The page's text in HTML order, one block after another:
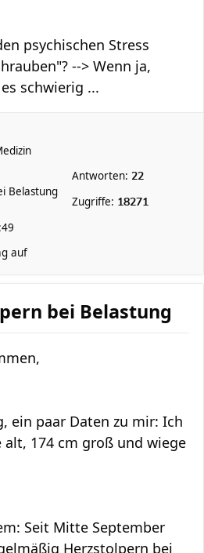
psychischen Stress
--> Wenn ja,
schwierig ...
Belastung
Antworten: 22
Zugriffe: 18271
auf
bei Belastung
ein paar Daten zu mir: Ich
alt, 174 cm groß und wiege
Seit Mitte September
Herzstolpern bei